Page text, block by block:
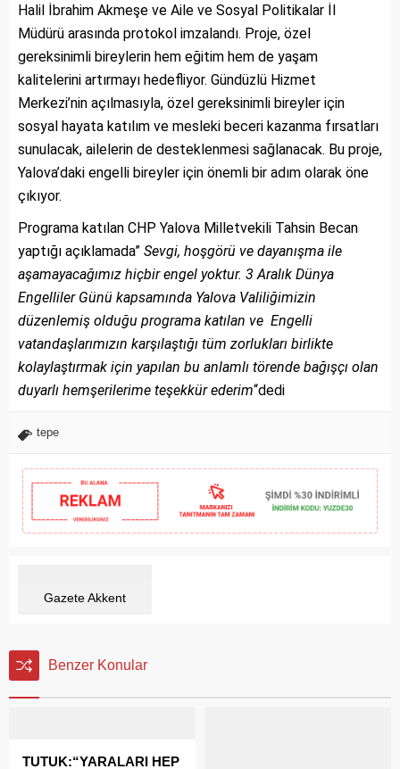
Halil İbrahim Akmeşe ve Aile ve Sosyal Politikalar İl
Müdürü arasında protokol imzalandı. Proje, özel
gereksinimli bireylerin hem eğitim hem de yaşam
kalitelerini artırmayı hedefliyor. Gündüzlü Hizmet
Merkezi’nin açılmasıyla, özel gereksinimli bireyler için
sosyal hayata katılım ve mesleki beceri kazanma fırsatları
sunulacak, ailelerin de desteklenmesi sağlanacak. Bu proje,
Yalova’daki engelli bireyler için önemli bir adım olarak öne
çıkıyor.
Programa katılan CHP Yalova Milletvekili Tahsin Becan
yaptığı açıklamada” Sevgi, hoşgörü ve dayanışma ile
aşamayacağımız hiçbir engel yoktur. 3 Aralık Dünya
Engelliler Günü kapsamında Yalova Valiliğimizin
düzenlemiş olduğu programa katılan ve Engelli
vatandaşlarımızın karşılaştığı tüm zorlukları birlikte
kolaylaştırmak için yapılan bu anlamlı törende bağışçı olan
duyarlı hemşerilerime teşekkür ederim“dedi
tepe
Gazete Akkent
Benzer Konular
TUTUK:“YARALARI HEP